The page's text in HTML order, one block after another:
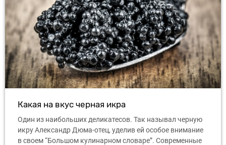
Какая на вкус черная икра
Один из наибольших деликатесов. Так называл черную
икру Александр Дюма-отец, уделив ей особое внимание
в своем “Большом кулинарном словаре”. Современные